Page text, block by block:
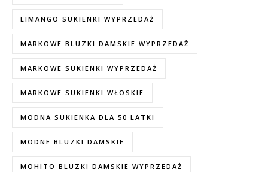
LIMANGO SUKIENKI WYPRZEDAŻ
MARKOWE BLUZKI DAMSKIE WYPRZEDAŻ
MARKOWE SUKIENKI WYPRZEDAŻ
MARKOWE SUKIENKI WŁOSKIE
MODNA SUKIENKA DLA 50 LATKI
MODNE BLUZKI DAMSKIE
MOHITO BLUZKI DAMSKIE WYPRZEDAŻ